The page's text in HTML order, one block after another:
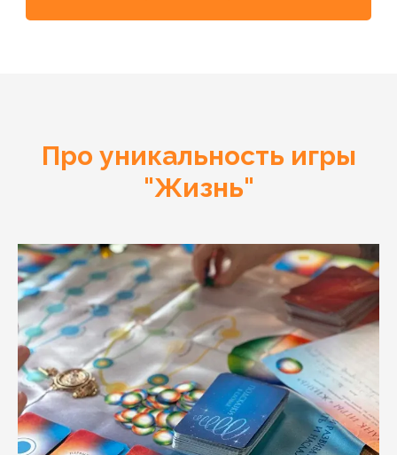
Про уникальность игры
"Жизнь"